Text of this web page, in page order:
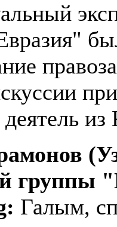
из
группы
Галым,